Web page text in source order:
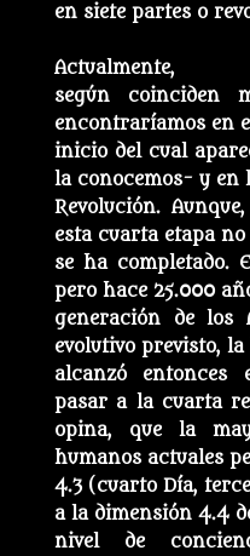
en siete partes o
Actualmente,
según coinciden
encontraríamos en
inicio del cual
la conocemos- y en
Revolución.
esta cuarta etapa
se ha completado.
pero hace 25.000
generación de los
evolutivo previsto,
alcanzó entonces
pasar a la cuarta
opina, que la
humanos actuales
4.3 (cuarto Día,
a la dimensión 4.4
nivel de